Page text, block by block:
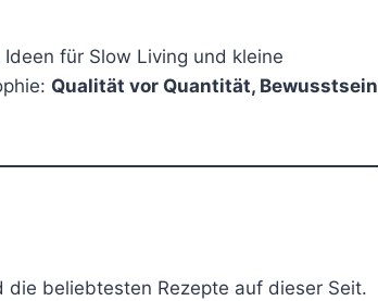
für Slow Living und kleine
Qualität vor Quantität, Bewusstsein
die beliebtesten Rezepte auf dieser Seit.